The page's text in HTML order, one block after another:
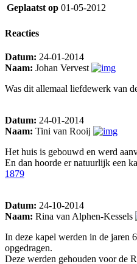
Geplaatst op 01-05-2012
Reacties
Datum: 24-01-2014
Naam: Johan Vervest
Was dit allemaal liefdewerk van
Datum: 24-01-2014
Naam: Tini van Rooij
Het huis is gebouwd en werd
En dan hoorde er natuurlijk een
1879
Datum: 24-10-2014
Naam: Rina van Alphen-Kessels
In deze kapel werden in de jaren
opgedragen.
Deze werden gehouden voor de